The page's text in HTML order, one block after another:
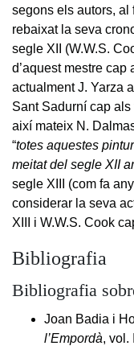
segons els autors, al
rebaixat la seva
segle XII (W.W.S.
d’aquest mestre cap
actualment J. Yarza
Sant Sadurní cap
així mateix N.
“totes aquestes
meitat del segle XII
segle XIII (com fa
considerar la seva
XIII i W.W.S. Cook
Bibliografia
Bibliografia
Joan Badia i
l’Empordà, vol.